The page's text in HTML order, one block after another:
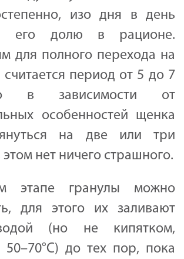
изо дня в день
его долю в рационе.
для полного перехода на
период от 5 до 7
в зависимости от
особенностей щенка
на две или три
нет ничего страшного.
этапе гранулы можно
для этого их заливают
(но не кипятком,
50–70°С) до тех пор, пока